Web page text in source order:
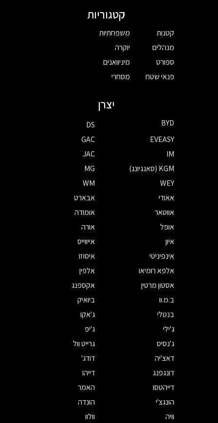
קטגוריות
קטנות
מנהלים
ספורט
פנאי שטח
משפחתיות
יוקרה
מיניוואנים
מסחרי
יצרן
BYD
DS
EVEASY
GAC
IM
JAC
KGM (סאנגיונג)
MG
WEY
WM
אאודי
אבארט
אווטאר
אומודה
אופל
אורה
איון
אייווייס
אינפיניטי
איסוזו
אלפא רומיאו
אלפין
אסטון מרטין
אקספנג
ב.מ.וו
ביואיק
בנטלי
ג'אקו
ג'ילי
ג'יפ
ג'נסיס
גרייט וול
דאצ'יה
דודג'
דונגפנג
דייהו
דייהטסו
האמר
הונגצ'י
הונדה
וויה
וולוו